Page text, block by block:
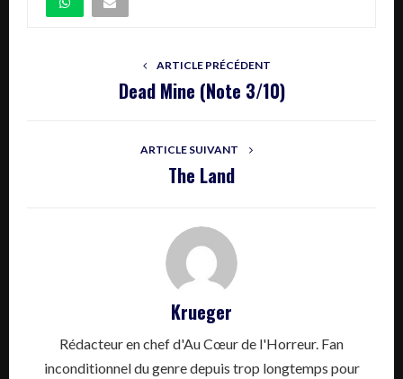
ARTICLE PRÉCÉDENT
Dead Mine (Note 3/10)
ARTICLE SUIVANT
The Land
Krueger
Rédacteur en chef d'Au Cœur de l'Horreur. Fan
inconditionnel du genre depuis trop longtemps pour